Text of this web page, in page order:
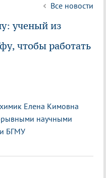
Все новости
ученый из
чтобы работать
Елена Кимовна
научными
БГМУ